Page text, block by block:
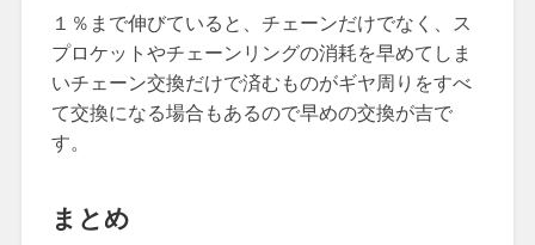
１％まで伸びていると、チェーンだけでなく、ス
プロケットやチェーンリングの消耗を早めてしま
いチェーン交換だけで済むものがギヤ周りをすべ
て交換になる場合もあるので早めの交換が吉で
す。
まとめ